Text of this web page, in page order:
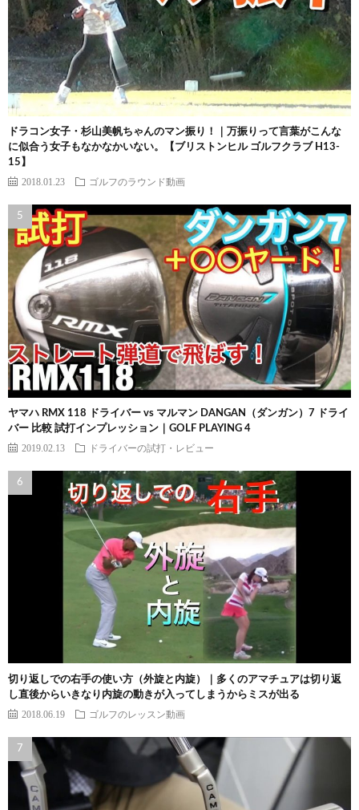
ドラコン女子・杉山美帆ちゃんのマン振り！｜万振りって言葉がこんな
に似合う女子もなかなかいない。【ブリストンヒル ゴルフクラブ H13-
15】
2018.01.23 ゴルフのラウンド動画
ヤマハ RMX 118 ドライバー vs マルマン DANGAN（ダンガン）7 ドライ
バー 比較 試打インプレッション｜GOLF PLAYING 4
2019.02.13 ドライバーの試打・レビュー
切り返しでの右手の使い方（外旋と内旋）｜多くのアマチュアは切り返
し直後からいきなり内旋の動きが入ってしまうからミスが出る
2018.06.19 ゴルフのレッスン動画